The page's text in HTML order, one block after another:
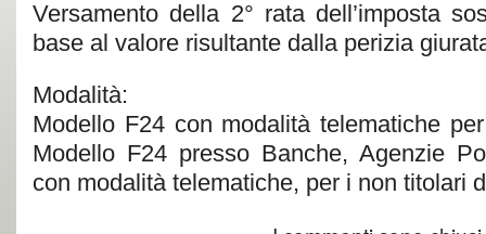
Versamento della 2° rata dell’imposta
base al valore risultante dalla perizia
Modalità:
Modello F24 con modalità telematiche
Modello F24 presso Banche, Agenzie
con modalità telematiche, per i non titolari